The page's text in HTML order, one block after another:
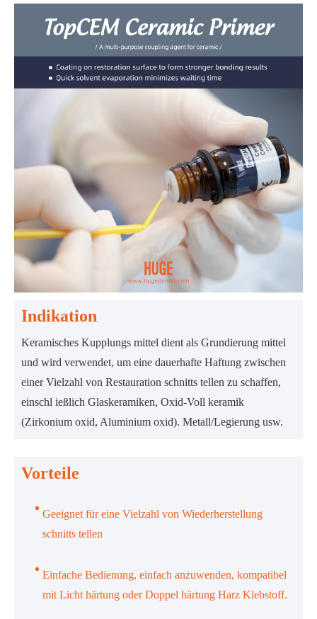
Indikation
Keramisches Kupplungs mittel dient als Grundierung mittel
und wird verwendet, um eine dauerhafte Haftung zwischen
einer Vielzahl von Restauration schnitts tellen zu schaffen,
einschl ießlich Glaskeramiken, Oxid-Voll keramik
(Zirkonium oxid, Aluminium oxid). Metall/Legierung usw.
Vorteile
Geeignet für eine Vielzahl von Wiederherstellung
schnitts tellen
Einfache Bedienung, einfach anzuwenden, kompatibel
mit Licht härtung oder Doppel härtung Harz Klebstoff.